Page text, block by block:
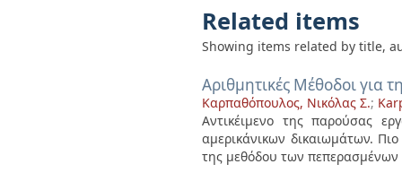
Related items
Showing items related by title,
Αριθμητικές Μέθοδοι για
Καρπαθόπουλος, Νικόλας Σ.;
Αντικέιμενο της παρούσας
αμερικάνικων δικαιωμάτων.
της μεθόδου των πεπερασμένων